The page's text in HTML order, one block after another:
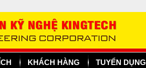
KHÁCH HÀNG TUYỂN DỤNG